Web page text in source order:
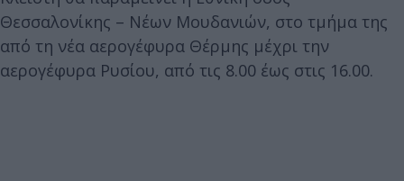
Θεσσαλονίκης – Νέων Μουδανιών, στο τμήμα της
από τη νέα αερογέφυρα Θέρμης μέχρι την
αερογέφυρα Ρυσίου, από τις 8.00 έως στις 16.00.